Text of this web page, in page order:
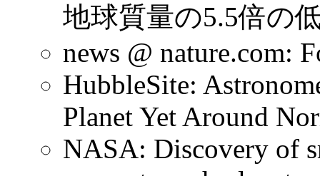
地球質量の5.5倍の
news @ nature.com:
HubbleSite:
Planet Yet Around
NASA: Discovery of